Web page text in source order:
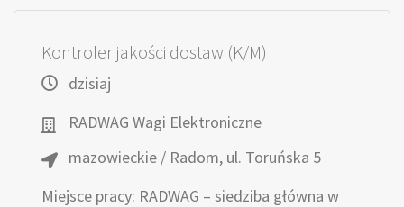
Kontroler jakości dostaw (K/M)
dzisiaj
RADWAG Wagi Elektroniczne
mazowieckie / Radom, ul. Toruńska 5
Miejsce pracy: RADWAG – siedziba główna w